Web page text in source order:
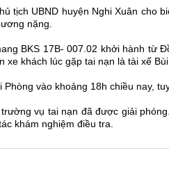
tịch UBND huyện Nghi Xuân cho
nặng.
BKS 17B- 007.02 khởi hành từ
xe khách lúc gặp tai nạn là tài xế Bùi
vào khoảng 18h chiều nay,
vụ tai nạn đã được giải
khám nghiệm điều tra.